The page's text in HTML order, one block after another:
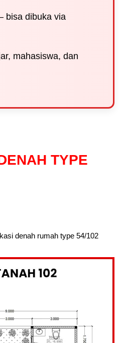
bisa dibuka via
mahasiswa, dan
TYPE
denah rumah type 54/102